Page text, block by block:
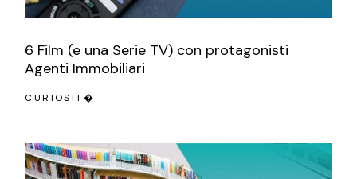
6 Film (e una Serie TV) con protagonisti
Agenti Immobiliari
CURIOSIT�